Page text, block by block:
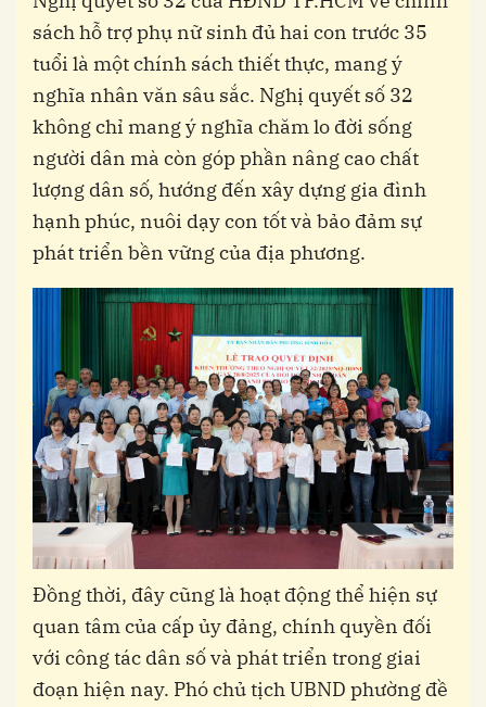
sách hỗ trợ phụ nữ sinh đủ hai con trước 35
tuổi là một chính sách thiết thực, mang ý
nghĩa nhân văn sâu sắc. Nghị quyết số 32
không chỉ mang ý nghĩa chăm lo đời sống
người dân mà còn góp phần nâng cao chất
lượng dân số, hướng đến xây dựng gia đình
hạnh phúc, nuôi dạy con tốt và bảo đảm sự
phát triển bền vững của địa phương.
Đồng thời, đây cũng là hoạt động thể hiện sự
quan tâm của cấp ủy đảng, chính quyền đối
với công tác dân số và phát triển trong giai
đoạn hiện nay. Phó chủ tịch UBND phường đề